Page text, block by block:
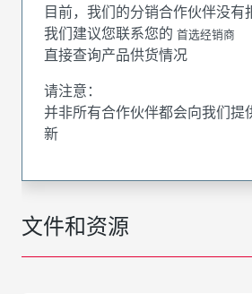
文件和资源
目前，我们的分销合作伙伴没有
我们建议您联系您的 首选经销商
直接查询产品供货情况
请注意：
并非所有合作伙伴都会向我们提
新